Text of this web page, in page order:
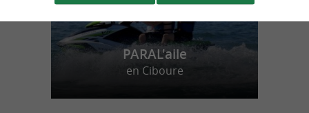
PARAL'aile
en Ciboure